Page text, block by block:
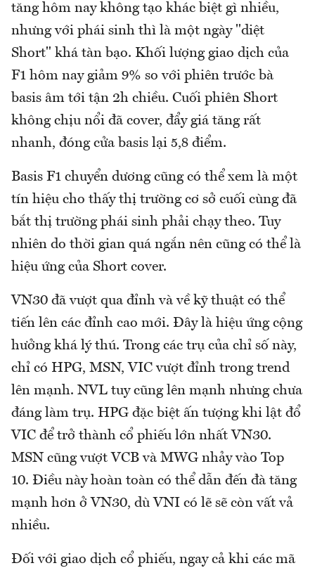
tăng hôm nay không tạo khác biệt gì nhiều,
nhưng với phái sinh thì là một ngày "diệt
Short" khá tàn bạo. Khối lượng giao dịch của
F1 hôm nay giảm 9% so với phiên trước bà
basis âm tới tận 2h chiều. Cuối phiên Short
không chịu nổi đã cover, đẩy giá tăng rất
nhanh, đóng cửa basis lại 5,8 điểm.
Basis F1 chuyển dương cũng có thể xem là một
tín hiệu cho thấy thị trường cơ sở cuối cùng đã
bắt thị trường phái sinh phải chạy theo. Tuy
nhiên do thời gian quá ngắn nên cũng có thể là
hiệu ứng của Short cover.
VN30 đã vượt qua đỉnh và về kỹ thuật có thể
tiến lên các đỉnh cao mới. Đây là hiệu ứng cộng
hưởng khá lý thú. Trong các trụ của chỉ số này,
chỉ có HPG, MSN, VIC vượt đỉnh trong trend
lên mạnh. NVL tuy cũng lên mạnh nhưng chưa
đáng làm trụ. HPG đặc biệt ấn tượng khi lật đổ
VIC để trở thành cổ phiếu lớn nhất VN30.
MSN cũng vượt VCB và MWG nhảy vào Top
10. Điều này hoàn toàn có thể dẫn đến đà tăng
mạnh hơn ở VN30, dù VNI có lẽ sẽ còn vất vả
nhiều.
Đối với giao dịch cổ phiếu, ngay cả khi các mã